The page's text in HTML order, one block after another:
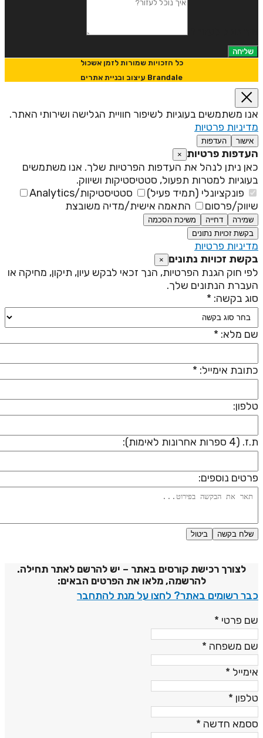
שליחה
כל הזכויות שמורות לזמן אשכול
Brandale עיצוב ובניית אתרים
משתמשים בעוגיות לשיפור חוויית הגלישה ושירותי האתר.
פרטיות
אישור העדפות
פרטיות ×
ניתן לנהל את העדפות הפרטיות שלך. אנו משתמשים
למטרות תפעול, סטטיסטיקות ושיווק.
פונקציונלי (תמיד פעיל)
סטטיסטיקות/Analytics
פרסום
התאמה אישית/מדיה משובצת
שמירה דחייה
משיכת הסכמה
בקשת זכויות נתונים
פרטיות
זכויות נתונים ×
חוק הגנת הפרטיות, הנך זכאי לבקש עיון, תיקון, מחיקה או
הנתונים שלך.
בקשה: *
מלא: *
אימייל: *
ספרות אחרונות לאימות):
נוספים:
שלח בקשה ביטול
לצורך רכישת קורסים באתר – יש להרשם לאתר תחילה.
להרשמה, מלאו את הפרטים הבאים:
רשומים באתר? לחצו על מנת להתחבר
פרטי*
משפחה*
*
*
חדשה*